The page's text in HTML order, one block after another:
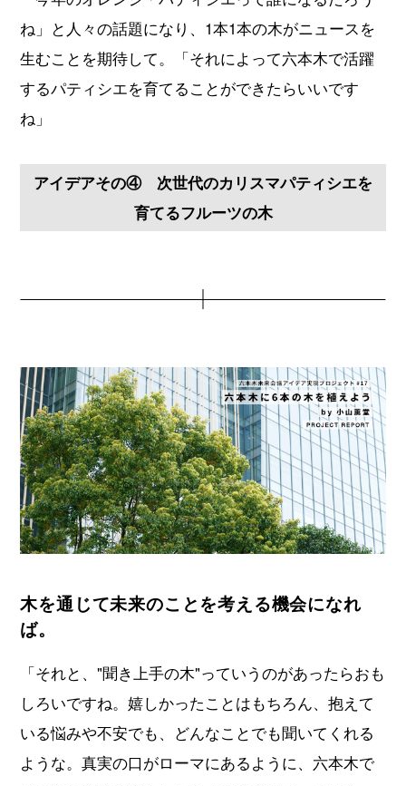
ね」と人々の話題になり、1本1本の木がニュースを
生むことを期待して。「それによって六本木で活躍
するパティシエを育てることができたらいいです
ね」
アイデアその④ 次世代のカリスマパティシエを
育てるフルーツの木
木を通じて未来のことを考える機会になれ
ば。
「それと、"聞き上手の木"っていうのがあったらおも
しろいですね。嬉しかったことはもちろん、抱えて
いる悩みや不安でも、どんなことでも聞いてくれる
ような。真実の口がローマにあるように、六本木で